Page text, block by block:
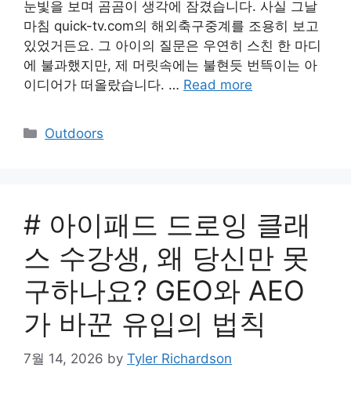
눈빛을 보며 곰곰이 생각에 잠겼습니다. 사실 그날
마침 quick-tv.com의 해외축구중계를 조용히 보고
있었거든요. 그 아이의 질문은 우연히 스친 한 마디
에 불과했지만, 제 머릿속에는 불현듯 번뜩이는 아
이디어가 떠올랐습니다. … Read more
Categories
Outdoors
# 아이패드 드로잉 클래
스 수강생, 왜 당신만 못
구하나요? GEO와 AEO
가 바꾼 유입의 법칙
7월 14, 2026 by Tyler Richardson